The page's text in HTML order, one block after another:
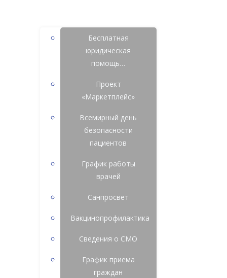
Бесплатная
юридическая
помощь…
Проект
«Маркетплейс»
Всемирный день
безопасности
пациентов
График работы
врачей
Санпросвет
Вакцинопрофилактика
Сведения о СМО
График приема
граждан